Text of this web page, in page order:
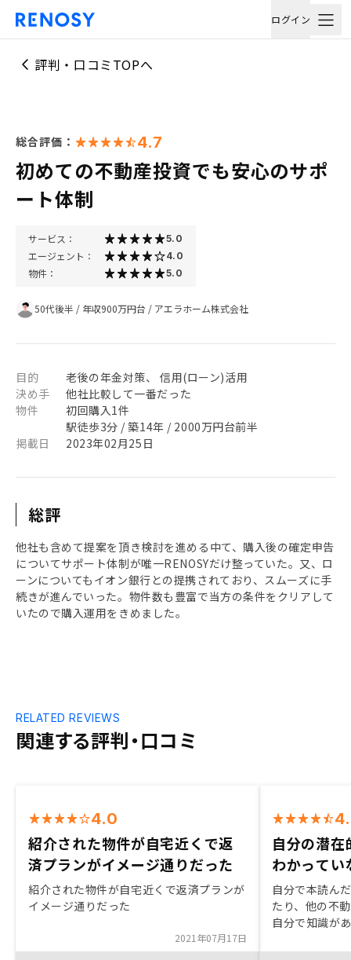
ログイン
評判・口コミTOPへ
総合評価： 4.7
初めての不動産投資でも安心のサポ
ート体制
サービス： 5.0
エージェント： 4.0
物件： 5.0
50代後半 / 年収900万円台 / アエラホーム株式会社
目的
老後の年金対策、 信用(ローン)活用
決め手
他社比較して一番だった
物件
初回購入1件
駅徒歩3分 / 築14年 / 2000万円台前半
掲載日
2023年02月25日
総評
他社も含めて提案を頂き検討を進める中て、購入後の確定申告
についてサポート体制が唯一RENOSYだけ整っていた。又、ロ
ーンについてもイオン銀行との提携されており、スムーズに手
続きが進んでいった。物件数も豊富で当方の条件をクリアして
いたので購入運用をきめました。
関連する評判・口コミ
RELATED REVIEWS
4.0
紹介された物件が自宅近くで返
済プランがイメージ通りだった
紹介された物件が自宅近くで返済プランが
イメージ通りだった
2021年07月17日
自分の潜
わかってい
自分で本読ん
たり、他の不
自分で知識が
投資の考えを